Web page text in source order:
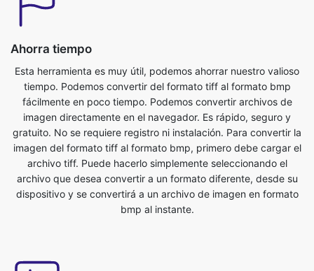
Esta herramienta es muy útil, podemos ahorrar nuestro valioso
fácilmente en poco tiempo. Podemos convertir archivos de
imagen directamente en el navegador. Es rápido, seguro y
gratuito. No se requiere registro ni instalación. Para convertir la
imagen del formato tiff al formato bmp, primero debe cargar el
archivo tiff. Puede hacerlo simplemente seleccionando el
archivo que desea convertir a un formato diferente, desde su
dispositivo y se convertirá a un archivo de imagen en formato
bmp al instante.
La mejor calidad